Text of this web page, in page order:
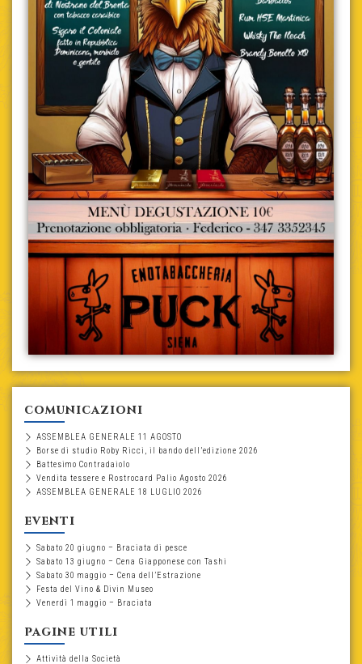
comunicazioni
ASSEMBLEA GENERALE 11 AGOSTO
Borse di studio Roby Ricci, il bando dell’edizione 2026
Battesimo Contradaiolo
Vendita tessere e Rostrocard Palio Agosto 2026
ASSEMBLEA GENERALE 18 LUGLIO 2026
eventi
Sabato 20 giugno – Braciata di pesce
Sabato 13 giugno – Cena Giapponese con Tashi
Sabato 30 maggio – Cena dell’Estrazione
Festa del Vino & Divin Museo
Venerdì 1 maggio – Braciata
pagine utili
Attività della Società